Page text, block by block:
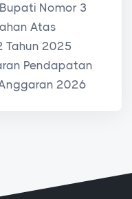
Nomor 3
Atas
Tahun 2025
Pendapatan
2026